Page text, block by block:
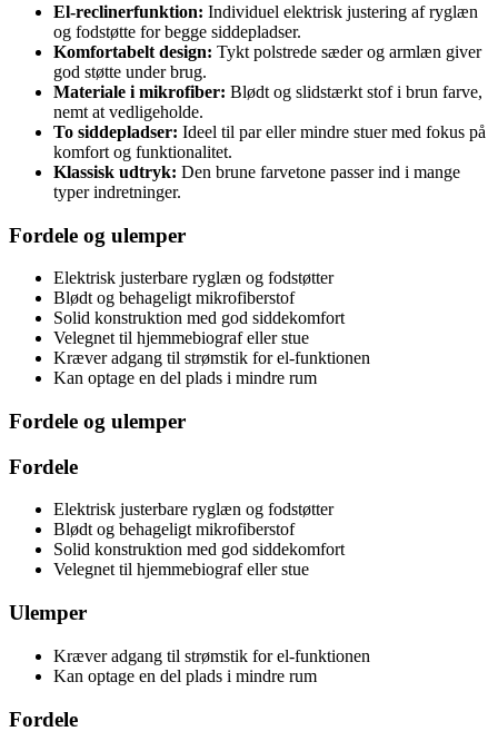
El-reclinerfunktion: Individuel elektrisk justering af ryglæn
og fodstøtte for begge siddepladser.
Komfortabelt design: Tykt polstrede sæder og armlæn giver
god støtte under brug.
Materiale i mikrofiber: Blødt og slidstærkt stof i brun farve,
nemt at vedligeholde.
To siddepladser: Ideel til par eller mindre stuer med fokus på
komfort og funktionalitet.
Klassisk udtryk: Den brune farvetone passer ind i mange
typer indretninger.
Fordele og ulemper
Elektrisk justerbare ryglæn og fodstøtter
Blødt og behageligt mikrofiberstof
Solid konstruktion med god siddekomfort
Velegnet til hjemmebiograf eller stue
Kræver adgang til strømstik for el-funktionen
Kan optage en del plads i mindre rum
Fordele og ulemper
Fordele
Elektrisk justerbare ryglæn og fodstøtter
Blødt og behageligt mikrofiberstof
Solid konstruktion med god siddekomfort
Velegnet til hjemmebiograf eller stue
Ulemper
Kræver adgang til strømstik for el-funktionen
Kan optage en del plads i mindre rum
Fordele